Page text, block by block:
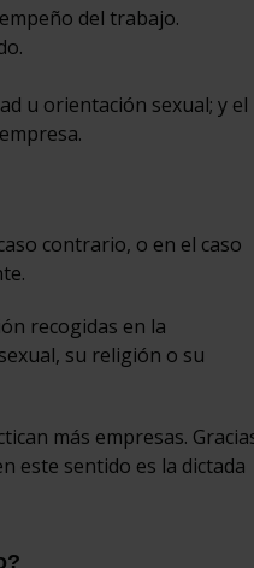
del trabajo.
u orientación sexual; y el
contrario, o en el caso
recogidas en la
su religión o su
más empresas.
este sentido es la dictada